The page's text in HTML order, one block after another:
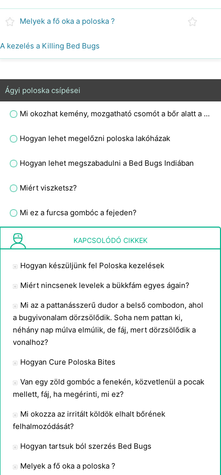
Melyek a fő oka a poloska ?
A kezelés a Killing Bed Bugs
Ágyi poloska csípései
Mi okozhat kemény, mozgatható csomót a bőr alatt a lábon?
Hogyan lehet megelőzni poloska lakóházak
Hogyan lehet megszabadulni a Bed Bugs Indiában
Miért viszketsz?
Mi ez a furcsa gombóc a fejeden?
Mi okozza az objektív fülzúgást?
KAPCSOLÓDÓ CIKKEK
Hogyan készüljünk fel Poloska kezelések
Miért nincsenek levelek a bükkfám egyes ágain?
Mi az a pattanásszerű dudor a belső combodon, ahol
a bugyivonalam dörzsölődik. Soha nem pattan ki,
néhány nap múlva elmúlik, de fáj, mert dörzsölődik a
vonalhoz?
Hogyan Cure Poloska Bites
Van egy zöld gombóc a fenekén, közvetlenül a pocak
mellett, fáj, ha megérinti, mi ez?
Mi okozza az irritált köldök elhalt bőrének
felhalmozódását?
Hogyan tartsuk ból szerzés Bed Bugs
Melyek a fő oka a poloska ?